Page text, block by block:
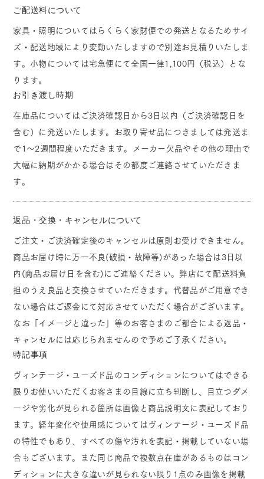
ご配送料について
家具・照明についてはらくらく家財便での発送となるためサイ
ズ・配送地域により変動いたしますので別途お見積りいたしま
す。小物については宅急便にて全国一律1,100円（税込）とな
ります。
お引き渡し時期
在庫品についてはご決済確認日から3日以内（ご決済確認日を
含む）に発送いたします。お取り寄せ品につきましては発送ま
で1～2週間程度いただきます。メーカー欠品やその他の理由で
大幅に納期がかかる場合はその都度ご連絡させていただきま
す。
返品・交換・キャンセルについて
ご注文・ご決済確定後のキャンセルは原則お受けできません。
商品お届け時に万一不良(破損・故障等)があった場合は3日以
内(商品お届け日を含む)にご連絡ください。弊店にて配送料負
担のうえ良品と交換させていただきます。代替品がご用意でき
ない場合はご返金にて対応させていただく場合がございます。
なお「イメージと違った」等のお客さまのご都合による返品・
キャンセルには応じられませんので予めご了承ください。
特記事項
ヴィンテージ・ユーズド品のコンディションについてはできる
限りお使いいただくお客さまの目線に立ち判断し、目立つダメ
ージや劣化が見られる箇所は画像と商品説明文に表記しており
ます。経年変化や使用感についてはヴィンテージ・ユーズド品
の特性でもあり、すべての傷や汚れを表記・掲載していない場
合もございます。また同じ商品で複数点在庫があるものはコン
ディションに大きな違いが見られない限り1点のみ画像を掲載